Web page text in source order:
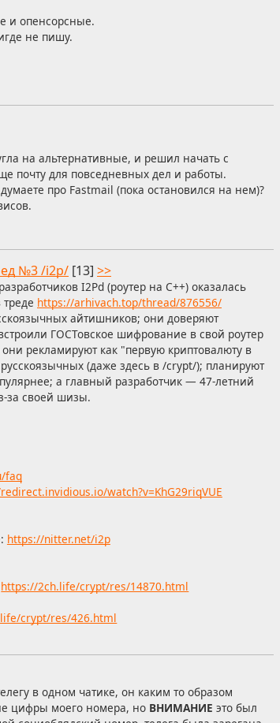
и опенсорсные.
не пишу.
на альтернативные, и решил начать с
почту для повседневных дел и работы.
про Fastmail (пока остановился на нем)?
№3 /i2p/ [13] >>
I2Pd (роутер на C++) оказалась
https://arhivach.top/thread/876556/
айтишников; они доверяют
ГОСТовское шифрование в свой роутер
рекламируют как "первую криптовалюту в
(даже здесь в /crypt/); планируют
а главный разработчик — 47-летний
за своей шизы.
faq
watch?v=KhG29riqVUE
https://nitter.net/i2p
https://2ch.life/crypt/res/14870.html
crypt/res/426.html
в одном чатике, он каким то образом
цифры моего номера, но ВНИМАНИЕ это был